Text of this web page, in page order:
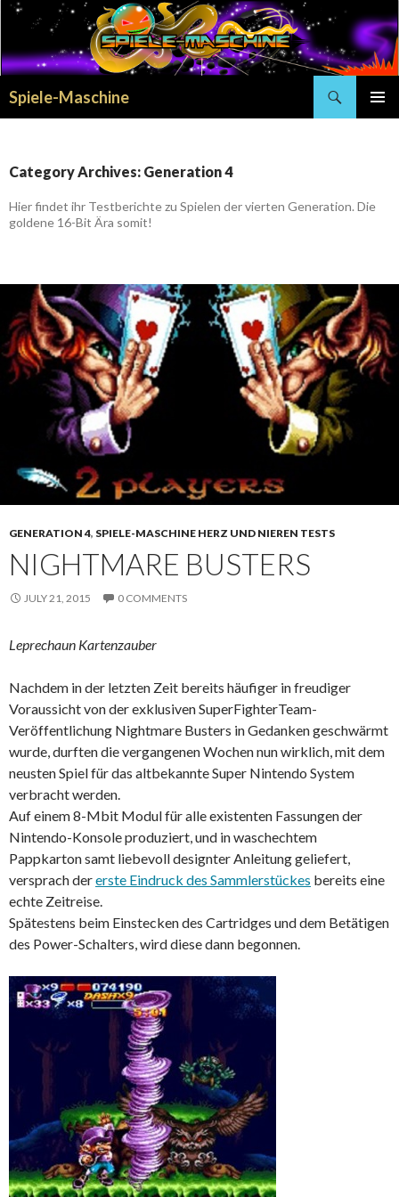
Spiele-Maschine
Category Archives: Generation 4
Hier findet ihr Testberichte zu Spielen der vierten Generation. Die
goldene 16-Bit Ära somit!
GENERATION 4, SPIELE-MASCHINE HERZ UND NIEREN TESTS
NIGHTMARE BUSTERS
JULY 21, 2015 0 COMMENTS
Leprechaun Kartenzauber
Nachdem in der letzten Zeit bereits häufiger in freudiger
Voraussicht von der exklusiven SuperFighterTeam-
Veröffentlichung Nightmare Busters in Gedanken geschwärmt
wurde, durften die vergangenen Wochen nun wirklich, mit dem
neusten Spiel für das altbekannte Super Nintendo System
verbracht werden.
Auf einem 8-Mbit Modul für alle existenten Fassungen der
Nintendo-Konsole produziert, und in waschechtem
Pappkarton samt liebevoll designter Anleitung geliefert,
versprach dererste Eindruck des Sammlerstückes bereits eine
echte Zeitreise.
Spätestens beim Einstecken des Cartridges und dem Betätigen
des Power-Schalters, wird diese dann begonnen.